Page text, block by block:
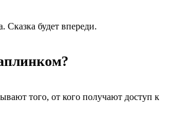
Сказка будет впереди.
того, от кого получают доступ к